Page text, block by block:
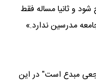
و ثانيا مساله فقط
مدرسين ندارد.»
مبدع است" در این